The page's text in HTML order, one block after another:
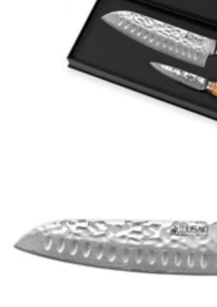
nouveau site* !
-10% sur tout pour fêter notre nouveau site !*
Code : CREMAILLERE